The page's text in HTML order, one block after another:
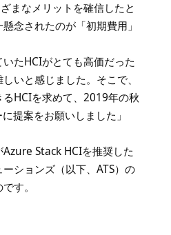
まなメリットを確信したと
念されたのが「初期費用」
いたHCIがとても高価だった
いと感じました。そこで、
HCIを求めて、2019年の秋
提案をお願いしました」
Stack HCIを推奨した
ションズ（以下、ATS）の
す。